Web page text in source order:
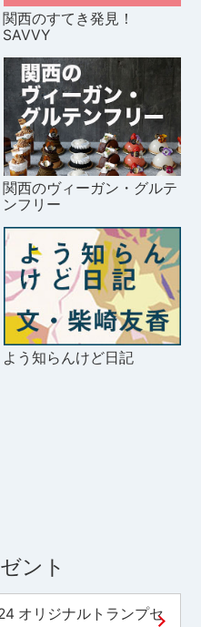
関西のすてき発見！
SAVVY
関西のヴィーガン・グルテ
ンフリー
よう知らんけど日記
ント
オリジナルトランプセ